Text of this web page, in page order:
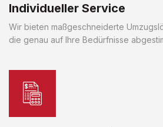
Individueller Service
Wir bieten maßgeschneiderte
die genau auf Ihre Bedürfnisse